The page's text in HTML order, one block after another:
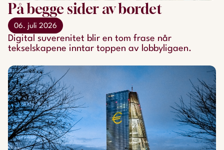
På begge sider av bordet
06. juli 2026
Digital suverenitet blir en tom frase når
tekselskapene inntar toppen av lobbyligaen.